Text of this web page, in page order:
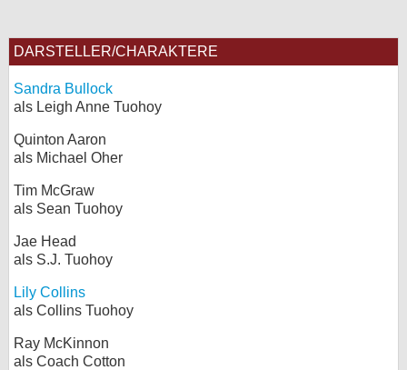
DARSTELLER/CHARAKTERE
Sandra Bullock
als Leigh Anne Tuohoy
Quinton Aaron
als Michael Oher
Tim McGraw
als Sean Tuohoy
Jae Head
als S.J. Tuohoy
Lily Collins
als Collins Tuohoy
Ray McKinnon
als Coach Cotton